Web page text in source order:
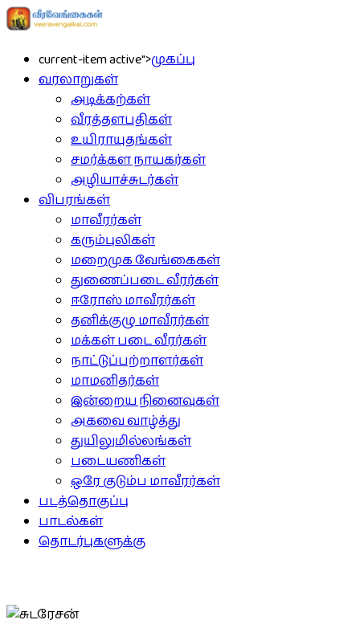
current-item active">முகப்பு
வரலாறுகள்
அடிக்கற்கள்
வீரத்தளபதிகள்
உயிராயுதங்கள்
சமர்க்கள நாயகர்கள்
அழியாச்சுடர்கள்
விபரங்கள்
மாவீரர்கள்
கரும்புலிகள்
மறைமுக வேங்கைகள்
துணைப்படை வீரர்கள்
ஈரோஸ் மாவீரர்கள்
தனிக்குழு மாவீரர்கள்
மக்கள் படை வீரர்கள்
நாட்டுப்பற்றாளர்கள்
மாமனிதர்கள்
இன்றைய நினைவுகள்
அகவை வாழ்த்து
துயிலுமில்லங்கள்
படையணிகள்
ஒரே குடும்ப மாவீரர்கள்
படத்தொகுப்பு
பாடல்கள்
தொடர்புகளுக்கு